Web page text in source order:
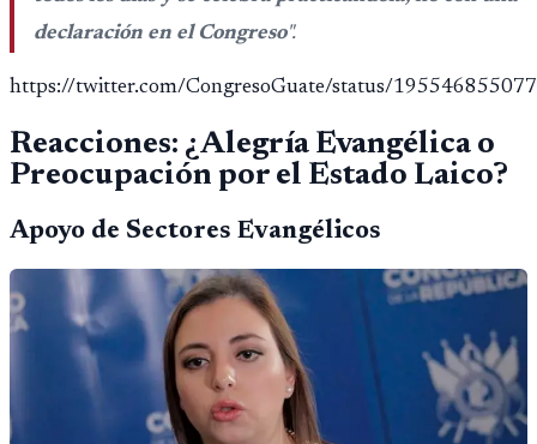
declaración en el Congreso".
https://twitter.com/CongresoGuate/status/
Reacciones: ¿Alegría Evangélica o
Preocupación por el Estado Laico?
Apoyo de Sectores Evangélicos